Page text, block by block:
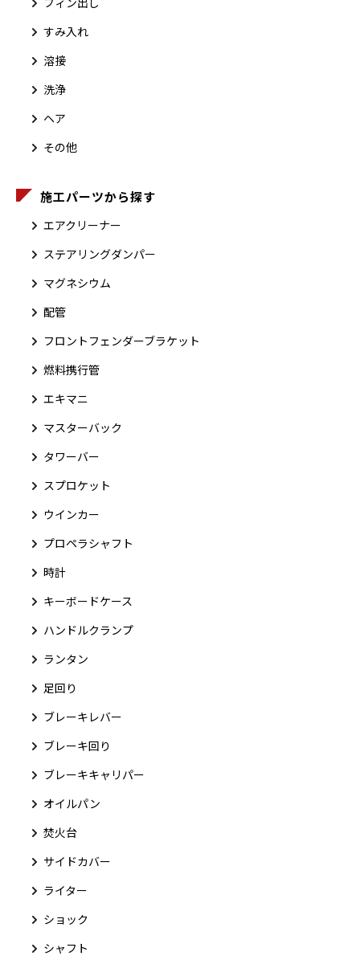
すみ入れ
溶接
洗浄
ヘア
その他
施工パーツから探す
エアクリーナー
ステアリングダンパー
マグネシウム
配管
フロントフェンダーブラケット
燃料携行管
エキマニ
マスターバック
タワーバー
スプロケット
ウインカー
プロペラシャフト
時計
キーボードケース
ハンドルクランプ
ランタン
足回り
ブレーキレバー
ブレーキ回り
ブレーキキャリパー
オイルパン
焚火台
サイドカバー
ライター
ショック
シャフト